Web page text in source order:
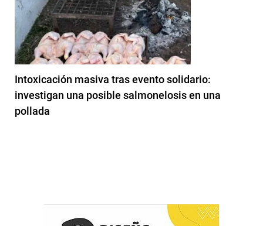
Intoxicación masiva tras evento solidario:
investigan una posible salmonelosis en una
pollada